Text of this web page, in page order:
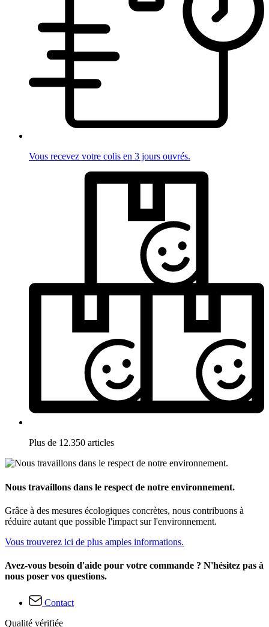
Vous recevez votre colis en 3 jours ouvrés.
Plus de 12.350 articles
Nous travaillons dans le respect de notre environnement.
Grâce à des mesures écologiques concrètes, nous contribuons à
réduire autant que possible l'impact sur l'environnement.
Vous trouverez ici de plus amples informations.
Avez-vous besoin d'aide pour votre commande ? N'hésitez pas à
nous poser vos questions.
Contact
Qualité vérifiée